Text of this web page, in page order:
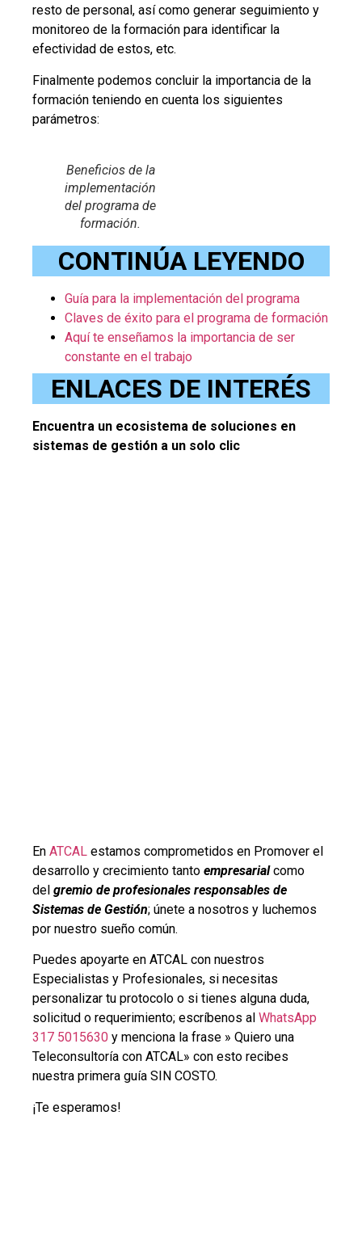
resto de personal, así como generar seguimiento y
monitoreo de la formación para identificar la
efectividad de estos, etc.
Finalmente podemos concluir la importancia de la
formación teniendo en cuenta los siguientes
parámetros:
Beneficios de la
implementación
del programa de
formación.
CONTINÚA LEYENDO
Guía para la implementación del programa
Claves de éxito para el programa de formación
Aquí te enseñamos la importancia de ser
constante en el trabajo
ENLACES DE INTERÉS
Encuentra un ecosistema de soluciones en
sistemas de gestión a un solo clic
En ATCAL estamos comprometidos en Promover el
desarrollo y crecimiento tanto empresarial como
del gremio de profesionales responsables de
Sistemas de Gestión; únete a nosotros y luchemos
por nuestro sueño común.
Puedes apoyarte en ATCAL con nuestros
Especialistas y Profesionales, si necesitas
personalizar tu protocolo o si tienes alguna duda,
solicitud o requerimiento; escríbenos al WhatsApp
317 5015630 y menciona la frase » Quiero una
Teleconsultoría con ATCAL» con esto recibes
nuestra primera guía SIN COSTO.
¡Te esperamos!